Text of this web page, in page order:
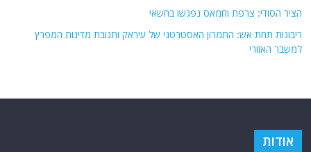
הציר הסודי: צרפת וחמאס נפגשו בחשאי
ריבונות תחת אש: התמרון האסטרטגי של עיראק ותגובת מדינות המפרץ
למשבר האזורי
אודות